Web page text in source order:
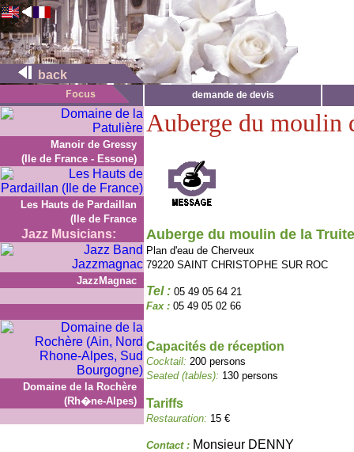
back
demande de devis
Manoir de Gressy
(Ile de France - Essone)
Les Hauts de Pardaillan
(Ile de France
Jazz Musicians:
JazzMagnac
Domaine de la Rochère
(Rh�ne-Alpes)
Auberge du moulin
Auberge du moulin de la Truite
Plan d'eau de Cherveux
79220 SAINT CHRISTOPHE SUR ROC
Tel : 05 49 05 64 21
Fax : 05 49 05 02 66
Capacités de réception
Cocktail: 200 persons
Seated (tables): 130 persons
Tariffs
Restauration: 15 €
Contact : Monsieur DENNY